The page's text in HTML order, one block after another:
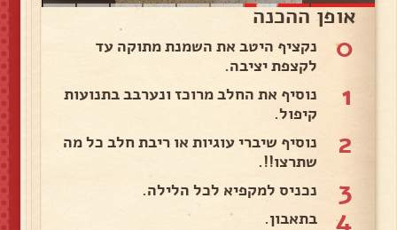
אופן ההכנה
0
נקציף היטב את השמנת מתוקה עד
לקצפת יציבה.
1
נוסיף את החלב מרוכז ונערבב בתנועות
קיפול.
2
נוסיף שיברי עוגיות או ריבת חלב כל מה
שתרצו!!.
3 נכניס למקפיא לכל הלילה.
4 בתאבון.